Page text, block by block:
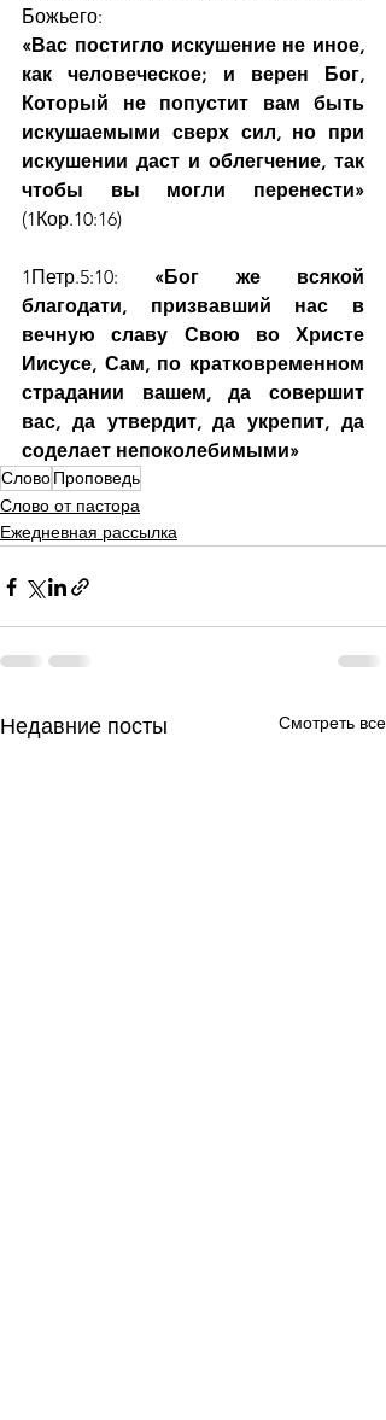
Божьего:
«Вас постигло искушение не иное,
как человеческое; и верен Бог,
Который не попустит вам быть
искушаемыми сверх сил, но при
искушении даст и облегчение, так
чтобы вы могли перенести»
(1Кор.10:16)
1Петр.5:10: «Бог же всякой
благодати, призвавший нас в
вечную славу Свою во Христе
Иисусе, Сам, по кратковременном
страдании вашем, да совершит
вас, да утвердит, да укрепит, да
соделает непоколебимыми»
СловоПроповедь
Слово от пастора
Ежедневная рассылка
Недавние посты Смотреть все